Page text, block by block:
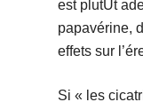
est plutÙt
papavérine,
effets sur
Si « les